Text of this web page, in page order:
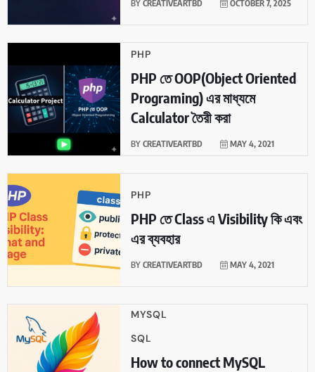
BY CREATIVEARTBD OCTOBER 7, 2025
PHP
PHP তে OOP(Object Oriented
Programing) এর মাধ্যমে
Calculator তৈরী করা
BY CREATIVEARTBD MAY 4, 2021
PHP
PHP তে Class এ Visibility কি এবং
এর ব্যবহার
BY CREATIVEARTBD MAY 4, 2021
MYSQL
SQL
How to connect MySQL